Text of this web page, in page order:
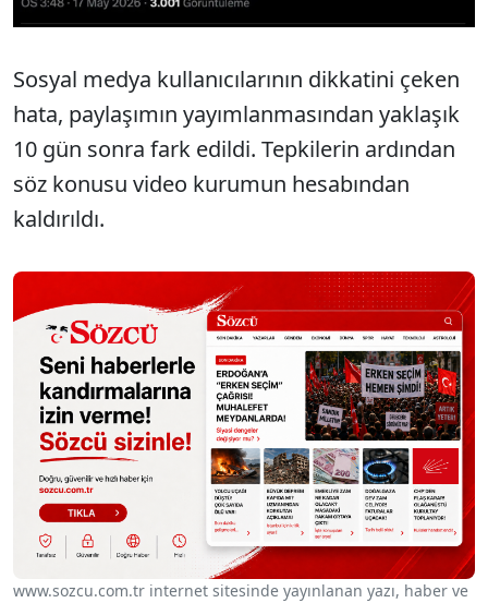
Sosyal medya kullanıcılarının dikkatini çeken
hata, paylaşımın yayımlanmasından yaklaşık
10 gün sonra fark edildi. Tepkilerin ardından
söz konusu video kurumun hesabından
kaldırıldı.
www.sozcu.com.tr internet sitesinde yayınlanan yazı, haber ve